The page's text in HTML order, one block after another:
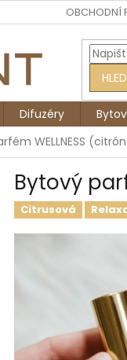
OBCHODNÍ
Difuzéry
WELLNESS
Bytový
Citrusová